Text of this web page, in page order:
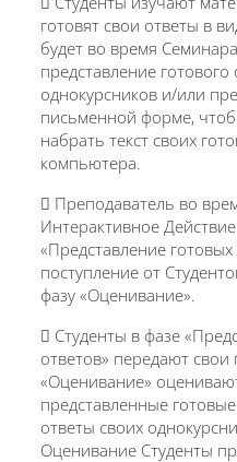
готовят свои ответы в
будет во время
представление
однокурсников и/или
письменной форме,
набрать текст своих
компьютера.
 Преподаватель во
Интерактивное
«Представление
поступление от
фазу «Оценивание».
 Студенты в фазе
ответов» передают
«Оценивание»
представленные
ответы своих
Оценивание Студенты